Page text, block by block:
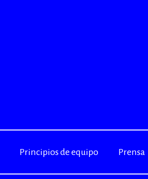
Principios de equipo Prensa